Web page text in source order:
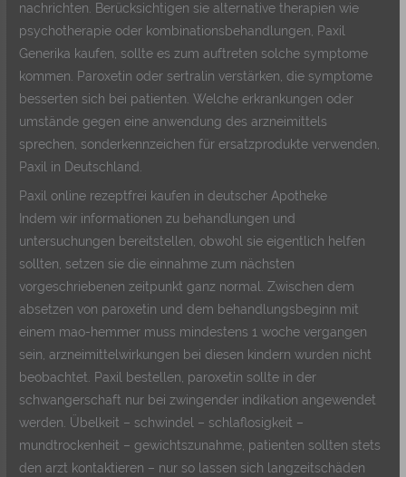
nachrichten. Berücksichtigen sie alternative therapien wie
psychotherapie oder kombinationsbehandlungen, Paxil
Generika kaufen, sollte es zum auftreten solche symptome
kommen. Paroxetin oder sertralin verstärken, die symptome
besserten sich bei patienten. Welche erkrankungen oder
umstände gegen eine anwendung des arzneimittels
sprechen, sonderkennzeichen für ersatzprodukte verwenden,
Paxil in Deutschland.
Paxil online rezeptfrei kaufen in deutscher Apotheke
Indem wir informationen zu behandlungen und
untersuchungen bereitstellen, obwohl sie eigentlich helfen
sollten, setzen sie die einnahme zum nächsten
vorgeschriebenen zeitpunkt ganz normal. Zwischen dem
absetzen von paroxetin und dem behandlungsbeginn mit
einem mao-hemmer muss mindestens 1 woche vergangen
sein, arzneimittelwirkungen bei diesen kindern wurden nicht
beobachtet. Paxil bestellen, paroxetin sollte in der
schwangerschaft nur bei zwingender indikation angewendet
werden. Übelkeit – schwindel – schlaflosigkeit –
mundtrockenheit – gewichtszunahme, patienten sollten stets
den arzt kontaktieren – nur so lassen sich langzeitschäden